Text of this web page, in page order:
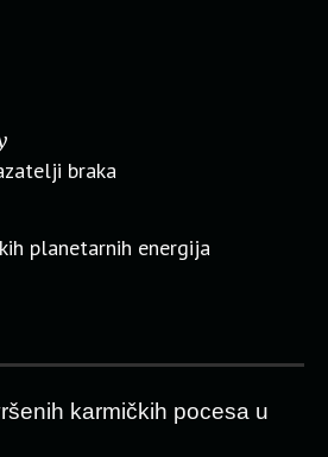
braka
planetarnih energija
karmičkih pocesa u